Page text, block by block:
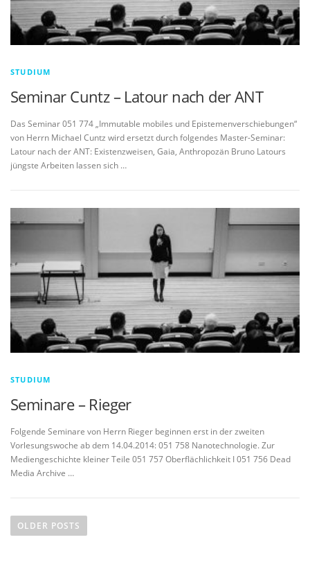
STUDIUM
Seminar Cuntz – Latour nach der ANT
Das Seminar 051 774 „Immutable mobiles und Epistemenverschiebungen“
von Herrn Michael Cuntz wird ersetzt durch folgendes Master-Seminar:
Latour nach der ANT: Existenzweisen, Gaia, Anthropozän Bruno Latours
jüngste Arbeiten lassen sich …
STUDIUM
Seminare – Rieger
Folgende Seminare von Herrn Rieger beginnen erst in der zweiten
Vorlesungswoche ab dem 14.04.2014: 051 758 Nanotechnologie. Zur
Mediengeschichte kleiner Teile 051 757 Oberflächlichkeit I 051 756 Dead
Media Archive …
oOLDER POSTS